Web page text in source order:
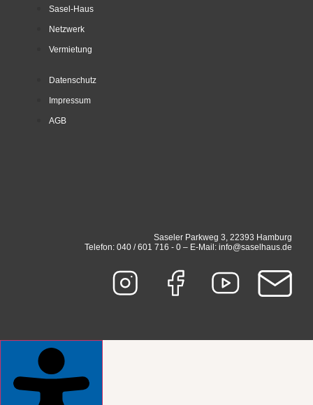
Sasel-Haus
Netzwerk
Vermietung
Datenschutz
Impressum
AGB
Saseler Parkweg 3, 22393 Hamburg
Telefon: 040 / 601 716 - 0 – E-Mail: info@saselhaus.de